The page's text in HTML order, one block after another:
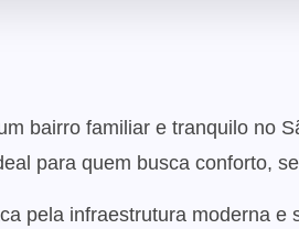
bairro familiar e tranquilo no
para quem busca conforto,
pela infraestrutura moderna e